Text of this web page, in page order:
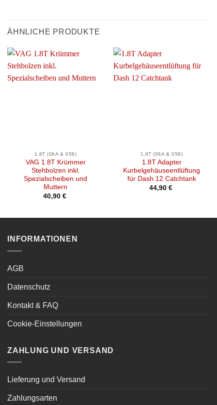
ÄHNLICHE PRODUKTE
1.8T (06A & 058)
VAG 1.8T Krümmer
Stehbolzen inkl.
Spezialscheiben und
Muttern
40,90 €
1.8T (06A & 058)
1.8T Adapter
Kurbelgehäuseentlüftung
für Dash 12 Catchtank
44,90 €
INFORMATIONEN
AGB
Datenschutz
Kontakt & FAQ
Cookie-Einstellungen
ZAHLUNG UND VERSAND
Lieferung und Versand
Zahlungsarten